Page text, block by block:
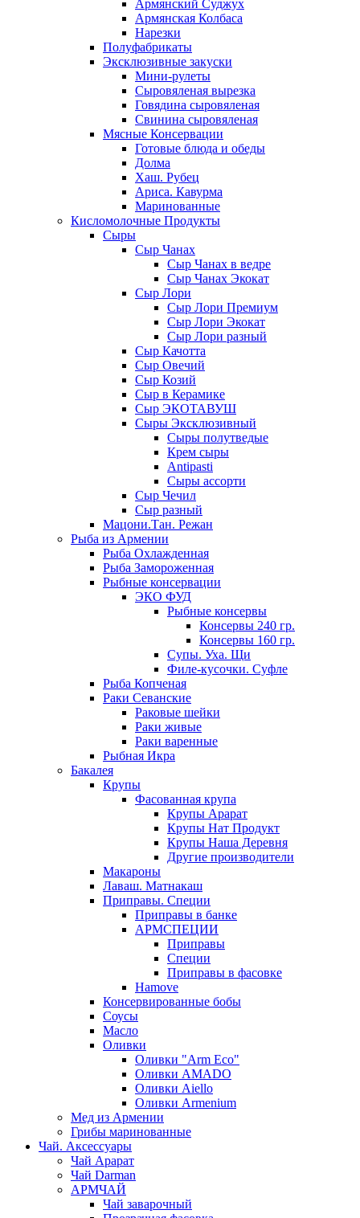
Армянский Суджух
Армянская Колбаса
Нарезки
Полуфабрикаты
Эксклюзивные закуски
Мини-рулеты
Сыровяленая вырезка
Говядина сыровяленая
Свинина сыровяленая
Мясные Консервации
Готовые блюда и обеды
Долма
Хаш. Рубец
Ариса. Кавурма
Маринованные
Кисломолочные Продукты
Сыры
Сыр Чанах
Сыр Чанах в ведре
Сыр Чанах Экокат
Сыр Лори
Сыр Лори Премиум
Сыр Лори Экокат
Сыр Лори разный
Сыр Качотта
Сыр Овечий
Сыр Козий
Сыр в Керамике
Сыр ЭКОТАВУШ
Сыры Эксклюзивный
Сыры полутведые
Крем сыры
Antipasti
Сыры ассорти
Сыр Чечил
Сыр разный
Мацони.Тан. Режан
Рыба из Армении
Рыба Охлажденная
Рыба Замороженная
Рыбные консервации
ЭКО ФУД
Рыбные консервы
Консервы 240 гр.
Консервы 160 гр.
Супы. Уха. Щи
Филе-кусочки. Суфле
Рыба Копченая
Раки Севанские
Раковые шейки
Раки живые
Раки варенные
Рыбная Икра
Бакалея
Крупы
Фасованная крупа
Крупы Арарат
Крупы Нат Продукт
Крупы Наша Деревня
Другие производители
Макароны
Лаваш. Матнакаш
Приправы. Специи
Приправы в банке
АРМСПЕЦИИ
Приправы
Специи
Приправы в фасовке
Hamove
Консервированные бобы
Соусы
Масло
Оливки
Оливки "Arm Eco"
Оливки AMADO
Оливки Aiello
Оливки Armenium
Мед из Армении
Грибы маринованные
Чай. Аксессуары
Чай Арарат
Чай Darman
АРМЧАЙ
Чай заварочный